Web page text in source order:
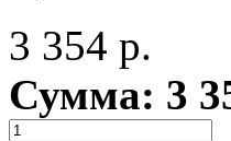
3 354 р.
Сумма: 3